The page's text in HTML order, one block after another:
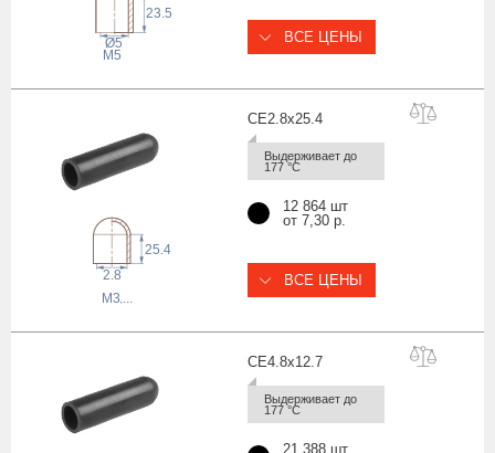
23.5
Ø5
M5
ВСЕ ЦЕНЫ
CE2.8x25.4
Выдерживает до
177 °С
2.8
25.4
M3,...
12 864 шт
от 7,30 р.
ВСЕ ЦЕНЫ
CE4.8x12.7
Выдерживает до
177 °С
21 388 шт